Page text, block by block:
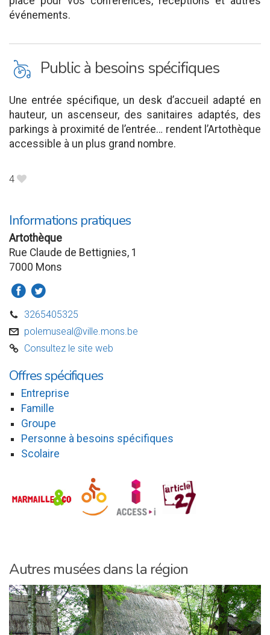
événements.
L Public à besoins spécifiques
Une entrée spécifique, un desk d’accueil adapté en
hauteur, un ascenseur, des sanitaires adaptés, des
parkings à proximité de l’entrée… rendent l’Artothèque
accessible à un plus grand nombre.
4 B
Informations pratiques
Artothèque
Rue Claude de Bettignies, 1
7000 Mons
a b
D 3265405325
v polemuseal@ville.mons.be
C Consultez le site web
Offres spécifiques
Entreprise
Famille
Groupe
Personne à besoins spécifiques
Scolaire
Autres musées dans la région